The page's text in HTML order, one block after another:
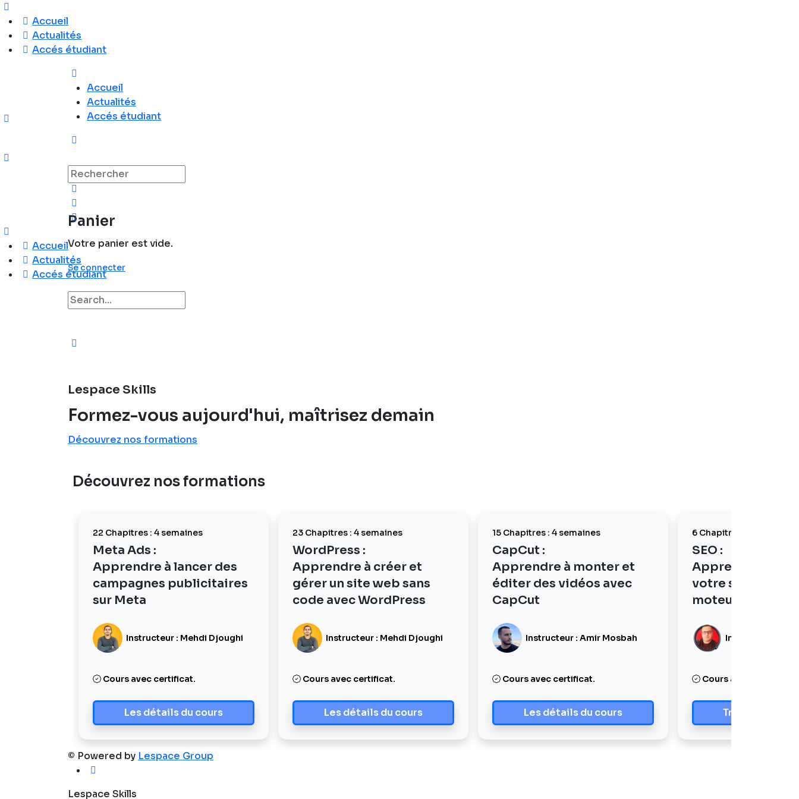
Accueil
Actualités
Accés étudiant
Accueil
Actualités
Accés étudiant
Panier
Votre panier est vide.
Se connecter
Recherche
pour:
Accueil
Actualités
Accés étudiant
Recherche
pour:
Lespace Skills
Formez-vous aujourd'hui, maîtrisez demain
Découvrez nos formations
Découvrez nos formations
22 Chapitres : 4 semaines
Meta Ads :
Apprendre à lancer des
campagnes publicitaires
sur Meta
Instructeur : Mehdi Djoughi
Cours avec certificat.
Les détails du cours
23 Chapitres : 4 semaines
WordPress :
Apprendre à créer et
gérer un site web sans
code avec WordPress
Instructeur : Mehdi Djoughi
Cours avec certificat.
Les détails du cours
15 Chapitres : 4 semaines
CapCut :
Apprendre à monter et
éditer des vidéos avec
CapCut
Instructeur : Amir Mosbah
Cours avec certificat.
Les détails du cours
6 Chapitres : 2 semaines
SEO :
Apprendre à
votre site web
moteurs de
Instructeur :
Cours avec certificat.
Trés
© Powered by Lespace Group
Lespace Skills